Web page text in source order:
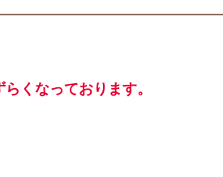
くなっております。